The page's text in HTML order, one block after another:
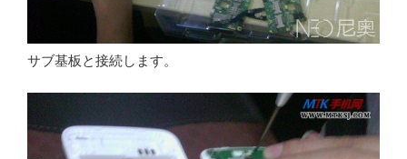
サブ基板と接続します。